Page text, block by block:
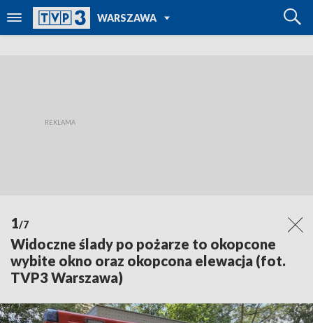
WARSZAWA
TVP REGIONY
1/7
Widoczne ślady po pożarze to okopcone
wybite okno oraz okopcona elewacja (fot.
TVP3 Warszawa)